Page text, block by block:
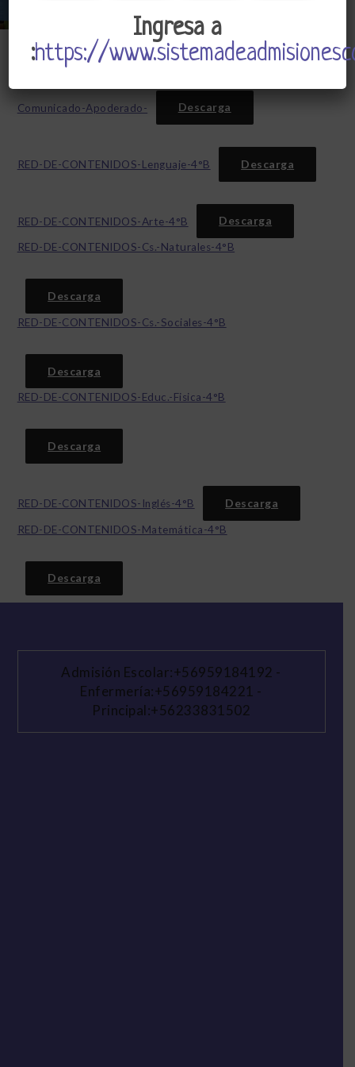
Comunicado-Apoderado- Descarga
RED-DE-CONTENIDOS-Lenguaje-4°B Descarga
RED-DE-CONTENIDOS-Arte-4°B Descarga
RED-DE-CONTENIDOS-Cs.-Naturales-4°B
Descarga
RED-DE-CONTENIDOS-Cs.-Sociales-4°B
Descarga
RED-DE-CONTENIDOS-Educ.-Fisica-4°B
Descarga
RED-DE-CONTENIDOS-Inglés-4°B Descarga
RED-DE-CONTENIDOS-Matemática-4°B
Descarga
Admisión Escolar:+56959184192 -
Enfermería:+56959184221 -
Principal:+56233831502
Ingresa a
:https://